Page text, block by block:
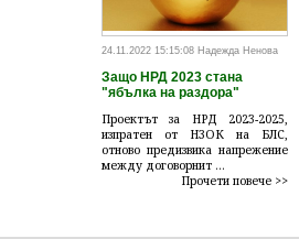
24.11.2022 15:15:08 Надежда Ненова
Защо НРД 2023 стана
"ябълка на раздора"
Проектът за НРД 2023-2025,
изпратен от НЗОК на БЛС,
отново предизвика напрежение
между договорнит ...
Прочети повече >>